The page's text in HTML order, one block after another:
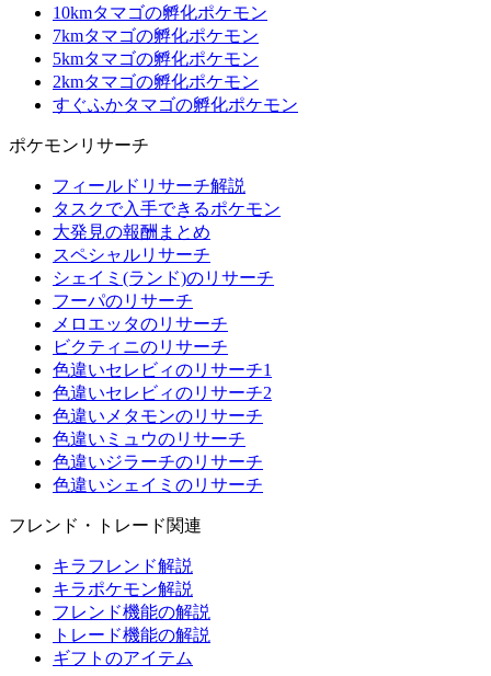
10kmタマゴの孵化ポケモン
7kmタマゴの孵化ポケモン
5kmタマゴの孵化ポケモン
2kmタマゴの孵化ポケモン
すぐふかタマゴの孵化ポケモン
ポケモンリサーチ
フィールドリサーチ解説
タスクで入手できるポケモン
大発見の報酬まとめ
スペシャルリサーチ
シェイミ(ランド)のリサーチ
フーパのリサーチ
メロエッタのリサーチ
ビクティニのリサーチ
色違いセレビィのリサーチ1
色違いセレビィのリサーチ2
色違いメタモンのリサーチ
色違いミュウのリサーチ
色違いジラーチのリサーチ
色違いシェイミのリサーチ
フレンド・トレード関連
キラフレンド解説
キラポケモン解説
フレンド機能の解説
トレード機能の解説
ギフトのアイテム